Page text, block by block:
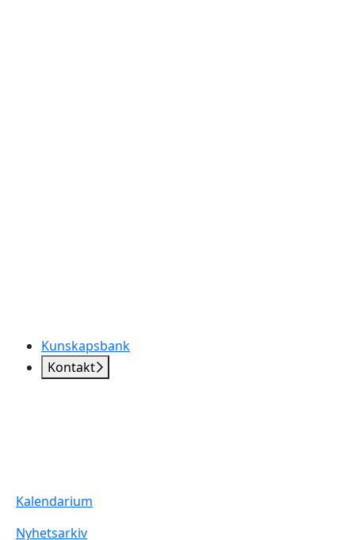
Kunskapsbank
Kontakt
Kalendarium
Nyhetsarkiv